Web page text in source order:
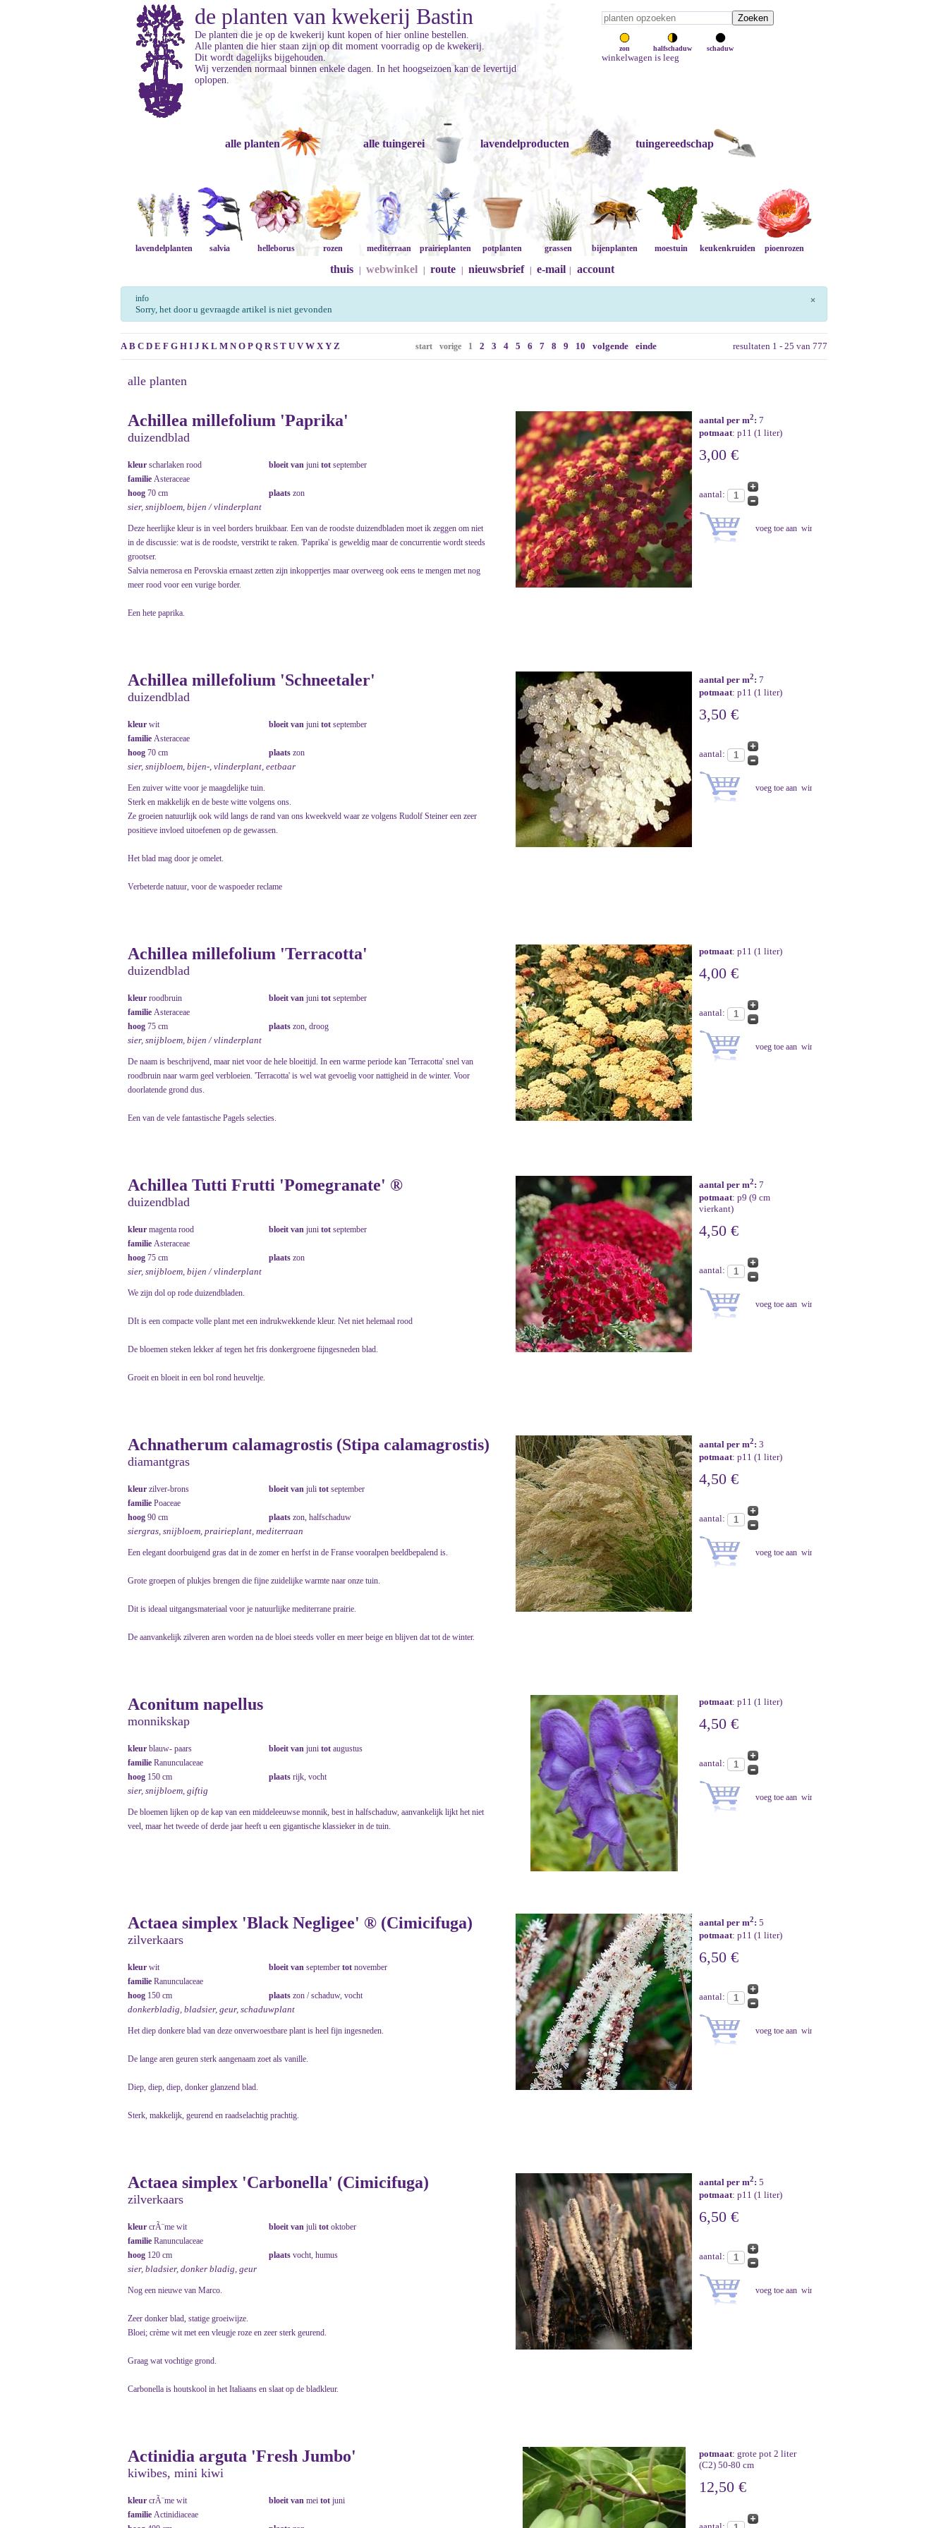
zon halfschaduw schaduw
winkelwagen is leeg
de planten van kwekerij Bastin
De planten die je op de kwekerij kunt kopen of hier online bestellen.
Alle planten die hier staan zijn op dit moment voorradig op de kwekerij.
Dit wordt dagelijks bijgehouden.
Wij verzenden normaal binnen enkele dagen. In het hoogseizoen kan de levertijd
oplopen.
alle planten alle tuingerei lavendelproducten tuingereedschap
lavendelplanten salvia helleborus rozen mediterraan prairieplanten potplanten grassen bijenplanten moestuin keukenkruiden pioenrozen
thuis webwinkel route nieuwsbrief e-mail account
×
info
Sorry, het door u gevraagde artikel is niet gevonden
A B C D E F G H I J K L M N O P Q R S T U V W X Y Z resultaten 1 - 25 van 777
start vorige 1 2 3 4 5 6 7 8 9 10 volgende einde
alle planten
Achillea millefolium 'Paprika'
duizendblad
kleur scharlaken rood bloeit van juni tot september
familie Asteraceae
hoog 70 cm plaats zon
sier, snijbloem, bijen / vlinderplant
Deze heerlijke kleur is in veel borders bruikbaar. Een van de roodste duizendbladen moet ik zeggen om niet
in de discussie: wat is de roodste, verstrikt te raken. 'Paprika' is geweldig maar de concurrentie wordt steeds
grootser.
Salvia nemerosa en Perovskia ernaast zetten zijn inkoppertjes maar overweeg ook eens te mengen met nog
meer rood voor een vurige border.
Een hete paprika.
aantal per m2: 7
potmaat: p11 (1 liter)
3,00 €
aantal:
Achillea millefolium 'Schneetaler'
duizendblad
kleur wit bloeit van juni tot september
familie Asteraceae
hoog 70 cm plaats zon
sier, snijbloem, bijen-, vlinderplant, eetbaar
Een zuiver witte voor je maagdelijke tuin.
Sterk en makkelijk en de beste witte volgens ons.
Ze groeien natuurlijk ook wild langs de rand van ons kweekveld waar ze volgens Rudolf Steiner een zeer
positieve invloed uitoefenen op de gewassen.
Het blad mag door je omelet.
Verbeterde natuur, voor de waspoeder reclame
aantal per m2: 7
potmaat: p11 (1 liter)
3,50 €
aantal:
Achillea millefolium 'Terracotta'
duizendblad
kleur roodbruin bloeit van juni tot september
familie Asteraceae
hoog 75 cm plaats zon, droog
sier, snijbloem, bijen / vlinderplant
De naam is beschrijvend, maar niet voor de hele bloeitijd. In een warme periode kan 'Terracotta' snel van
roodbruin naar warm geel verbloeien. 'Terracotta' is wel wat gevoelig voor nattigheid in de winter. Voor
doorlatende grond dus.
Een van de vele fantastische Pagels selecties.
potmaat: p11 (1 liter)
4,00 €
aantal:
Achillea Tutti Frutti 'Pomegranate' ®
duizendblad
kleur magenta rood bloeit van juni tot september
familie Asteraceae
hoog 75 cm plaats zon
sier, snijbloem, bijen / vlinderplant
We zijn dol op rode duizendbladen.
DIt is een compacte volle plant met een indrukwekkende kleur. Net niet helemaal rood
De bloemen steken lekker af tegen het fris donkergroene fijngesneden blad.
Groeit en bloeit in een bol rond heuveltje.
aantal per m2: 7
potmaat: p9 (9 cm
vierkant)
4,50 €
aantal:
Achnatherum calamagrostis (Stipa calamagrostis)
diamantgras
kleur zilver-brons bloeit van juli tot september
familie Poaceae
hoog 90 cm plaats zon, halfschaduw
siergras, snijbloem, prairieplant, mediterraan
Een elegant doorbuigend gras dat in de zomer en herfst in de Franse vooralpen beeldbepalend is.
Grote groepen of plukjes brengen die fijne zuidelijke warmte naar onze tuin.
Dit is ideaal uitgangsmateriaal voor je natuurlijke mediterrane prairie.
De aanvankelijk zilveren aren worden na de bloei steeds voller en meer beige en blijven dat tot de winter.
aantal per m2: 3
potmaat: p11 (1 liter)
4,50 €
aantal:
Aconitum napellus
monnikskap
kleur blauw- paars bloeit van juni tot augustus
familie Ranunculaceae
hoog 150 cm plaats rijk, vocht
sier, snijbloem, giftig
De bloemen lijken op de kap van een middeleeuwse monnik, best in halfschaduw, aanvankelijk lijkt het niet
veel, maar het tweede of derde jaar heeft u een gigantische klassieker in de tuin.
potmaat: p11 (1 liter)
4,50 €
aantal:
Actaea simplex 'Black Negligee' ® (Cimicifuga)
zilverkaars
kleur wit bloeit van september tot november
familie Ranunculaceae
hoog 150 cm plaats zon / schaduw, vocht
donkerbladig, bladsier, geur, schaduwplant
Het diep donkere blad van deze onverwoestbare plant is heel fijn ingesneden.
De lange aren geuren sterk aangenaam zoet als vanille.
Diep, diep, diep, donker glanzend blad.
Sterk, makkelijk, geurend en raadselachtig prachtig.
aantal per m2: 5
potmaat: p11 (1 liter)
6,50 €
aantal:
Actaea simplex 'Carbonella' (Cimicifuga)
zilverkaars
kleur crÃ¨me wit bloeit van juli tot oktober
familie Ranunculaceae
hoog 120 cm plaats vocht, humus
sier, bladsier, donker bladig, geur
Nog een nieuwe van Marco.
Zeer donker blad, statige groeiwijze.
Bloei; crème wit met een vleugje roze en zeer sterk geurend.
Graag wat vochtige grond.
Carbonella is houtskool in het Italiaans en slaat op de bladkleur.
aantal per m2: 5
potmaat: p11 (1 liter)
6,50 €
aantal:
Actinidia arguta 'Fresh Jumbo'
kiwibes, mini kiwi
kleur crÃ¨me wit bloeit van mei tot juni
familie Actinidiaceae
potmaat: grote pot 2 liter
(C2) 50-80 cm
12,50 €